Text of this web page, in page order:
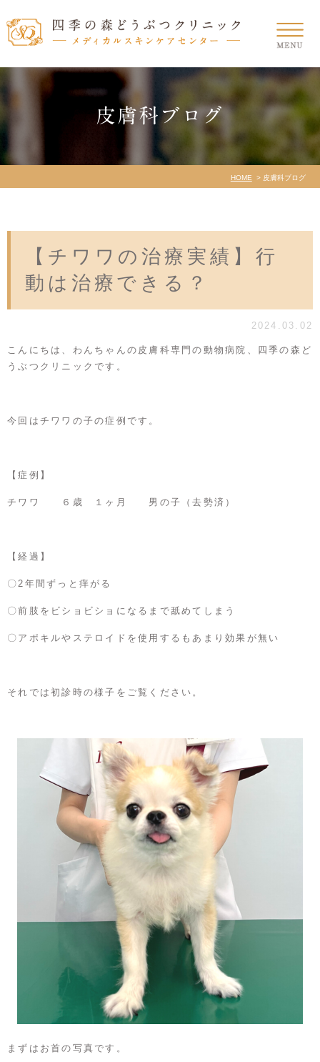
皮膚科ブログ
HOME 皮膚科ブログ
【チワワの治療実績】行
動は治療できる？
2024.03.02
こんにちは、わんちゃんの皮膚科専門の動物病院、四季の森ど
うぶつクリニックです。
今回はチワワの子の症例です。
【症例】
チワワ ６歳 １ヶ月 男の子（去勢済）
【経過】
〇2年間ずっと痒がる
〇前肢をビショビショになるまで舐めてしまう
〇アポキルやステロイドを使用するもあまり効果が無い
それでは初診時の様子をご覧ください。
まずはお首の写真です。